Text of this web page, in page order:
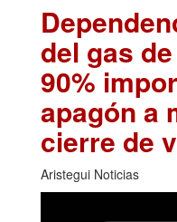
del gas
90%
apagón a
cierre de
Aristegui Noticias